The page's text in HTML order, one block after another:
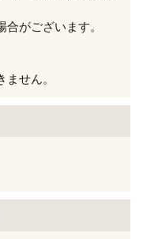
がございます。
せん。